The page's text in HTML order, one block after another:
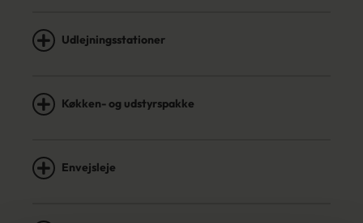
Udlejningsstationer
Køkken- og udstyrspakke
Envejsleje